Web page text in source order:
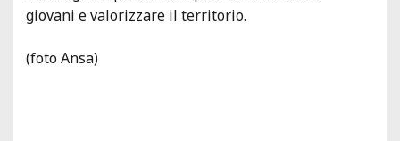
giovani e valorizzare il territorio.
(foto Ansa)